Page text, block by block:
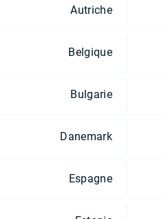
Autriche
Belgique
Bulgarie
Danemark
Espagne